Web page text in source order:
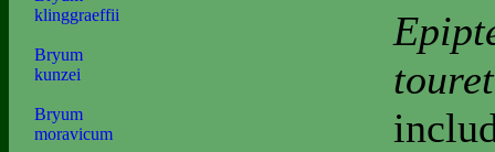
klinggraeffii
Bryum
kunzei
Bryum
moravicum